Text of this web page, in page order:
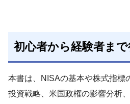
初心者から経験者ま
本書は、NISAの基本や株式指標
投資戦略、米国政権の影響分析